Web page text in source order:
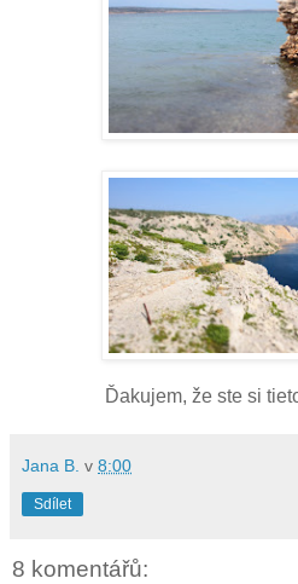
Ďakujem, že ste si
Jana B. v 8:00
Sdílet
8 komentářů: